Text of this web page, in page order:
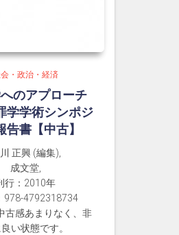
・政治・経済
のアプローチ
学学術シンポジ
告書【中古】
正興 (編集),
成文堂,
行：2010年
978-4792318734
古感あまりなく、非
い状態です。